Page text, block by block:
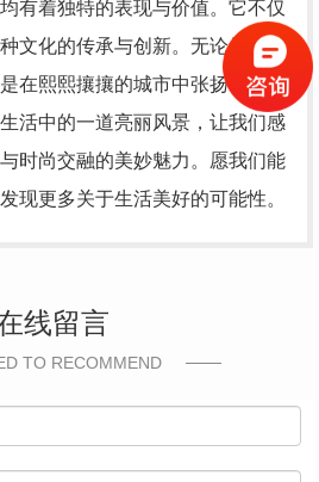
有着独特的表现与价值。它不仅
文化的传承与创新。无论是在家
在熙熙攘攘的城市中张扬个性，
活中的一道亮丽风景，让我们感
时尚交融的美妙魅力。愿我们能
现更多关于生活美好的可能性。
线留言
TO RECOMMEND